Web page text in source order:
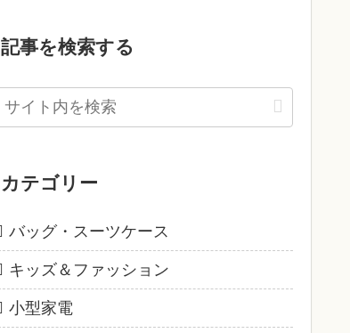
記事を検索する
カテゴリー
バッグ・スーツケース
キッズ＆ファッション
小型家電